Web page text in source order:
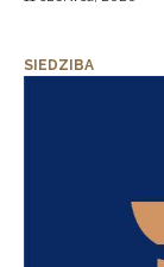
SIEDZIBA